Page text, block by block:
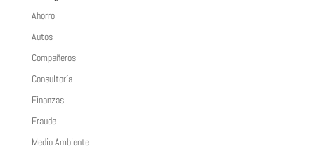
Ahorro
Autos
Compañeros
Consultoría
Finanzas
Fraude
Medio Ambiente